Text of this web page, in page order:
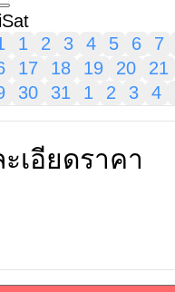
Sat
1 2 3 4 5 6 7
17 18 19 20 21
30 31 1 2 3 4
เอียดราคา